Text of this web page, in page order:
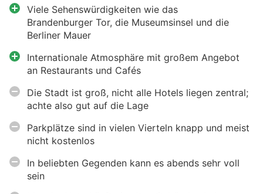
Viele Sehenswürdigkeiten wie das
Brandenburger Tor, die Museumsinsel und die
Berliner Mauer
Internationale Atmosphäre mit großem Angebot
an Restaurants und Cafés
Die Stadt ist groß, nicht alle Hotels liegen zentral;
achte also gut auf die Lage
Parkplätze sind in vielen Vierteln knapp und meist
nicht kostenlos
In beliebten Gegenden kann es abends sehr voll
sein